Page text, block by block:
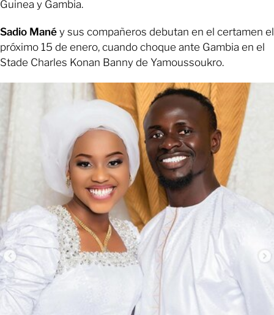
Guinea y Gambia.
Sadio Mané y sus compañeros debutan en el certamen el
próximo 15 de enero, cuando choque ante Gambia en el
Stade Charles Konan Banny de Yamoussoukro.